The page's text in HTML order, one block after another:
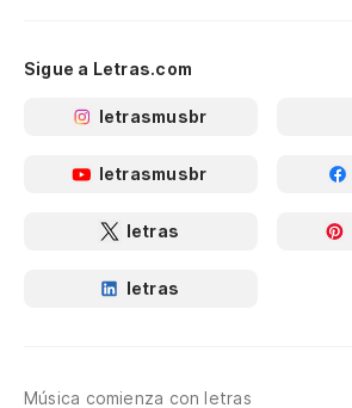
Sigue a Letras.com
letrasmusbr
letrasmusbr
letras
letras
Música comienza con letras